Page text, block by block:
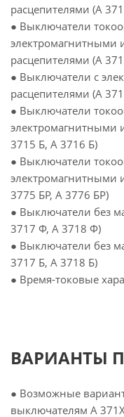
расцепителями (А
● Выключатели
электромагнитными
расцепителями (А
● Выключатели с
расцепителями (А
● Выключатели
электромагнитными
3715 Б, А 3716 Б)
● Выключатели
электромагнитными
3775 БР, А 3776 БР)
● Выключатели без
3717 Ф, А 3718 Ф)
● Выключатели без
3717 Б, А 3718 Б)
● Время-токовые
ВАРИАНТЫ
● Возможные
выключателям А